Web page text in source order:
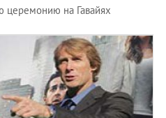
церемонию на Гавайях